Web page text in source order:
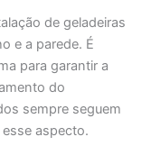
de geladeiras
e a parede. É
para garantir a
do
sempre seguem
aspecto.